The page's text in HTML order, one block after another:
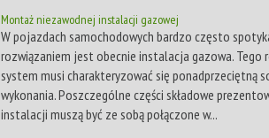
Montaż niezawodnej instalacji gazowej
W pojazdach samochodowych bardzo często
rozwiązaniem jest obecnie instalacja gazowa. Tego
system musi charakteryzować się ponadprzeciętną
wykonania. Poszczególne części składowe
instalacji muszą być ze sobą połączone w...